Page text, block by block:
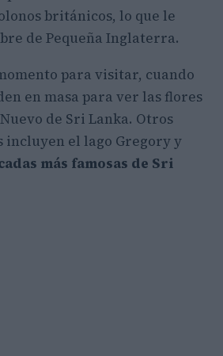
británicos, lo que le
de Pequeña Inglaterra.
para visitar, cuando
en masa para ver las flores
de Sri Lanka. Otros
incluyen el lago Gregory y
más famosas de Sri